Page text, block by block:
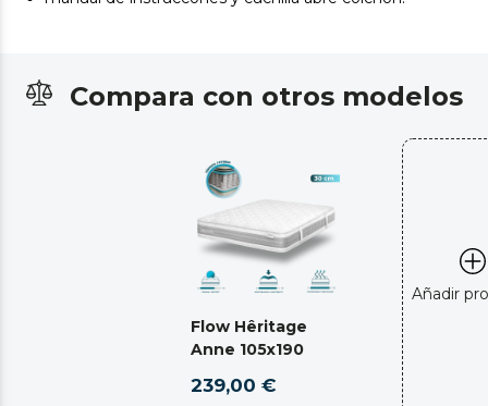
Compara con otros modelos
Flow Hêritage
Anne 105x190
239,00 €
Añadir